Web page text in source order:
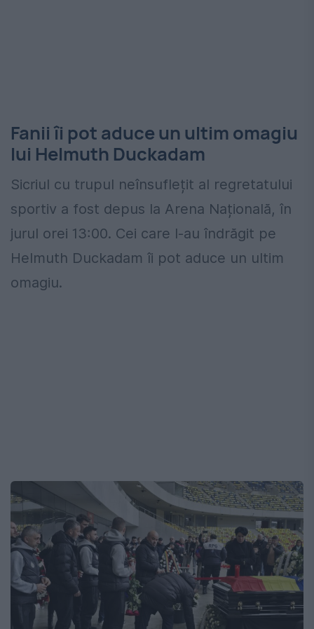
Fanii îi pot aduce un ultim omagiu
lui Helmuth Duckadam
Sicriul cu trupul neînsuflețit al regretatului
sportiv a fost depus la Arena Națională, în
jurul orei 13:00. Cei care l-au îndrăgit pe
Helmuth Duckadam îi pot aduce un ultim
omagiu.